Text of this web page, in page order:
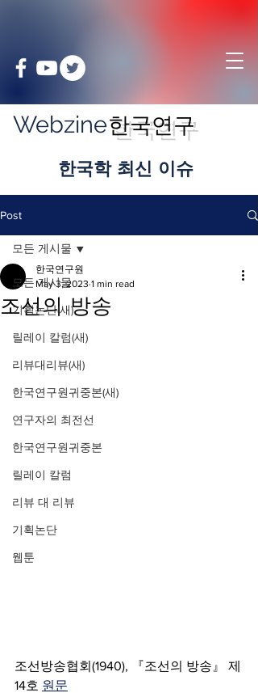
Webzine
​한국학 최신 이슈
한국연구
Post
모든 게시물
기획논단(새)
릴레이 칼럼(새)
리뷰대리뷰(새)
한국연구원귀중본(새)
연구자의 최전선
한국연구원귀중본
릴레이 칼럼
리뷰 대 리뷰
기획논단
웹툰
모든 게시물
조선의 방송
한국연구원
May 3, 2023 1 min read
조선방송협회(1940), 『조선의 방송』 제
14호 원문